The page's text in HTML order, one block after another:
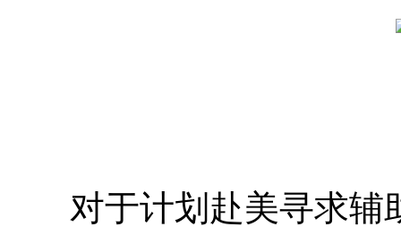
对于计划赴美寻求辅